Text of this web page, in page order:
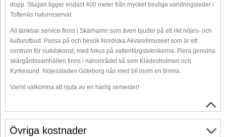
dopp. Stugan ligger endast 400 meter från mycket trevliga vandringsleder i
Toftenäs naturreservat.
All tänkbar service finns i Skärhamn som även bjuder på ett rikt nöjes- och
kulturutbud. Passa på och besök Nordiska Akvarellmuseet som är ett
centrum för nutidskonst, med fokus på vattenfärgsteknikerna. Flera genuina
skärgårdssamhällen finns i närområdet så som Klädesholmen och
Kyrkesund. Nöjesstaden Göteborg nås med bil inom en timma.
Varmt välkomna att njuta av en härlig semester!
Övriga kostnader